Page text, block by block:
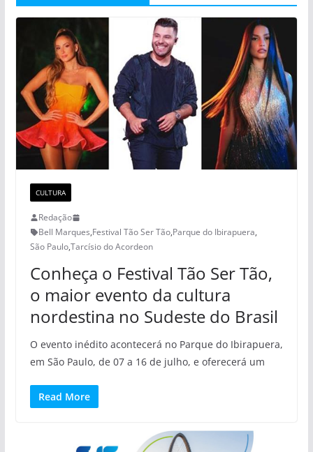
CULTURA
Redação
Bell Marques,Festival Tão Ser Tão,Parque do Ibirapuera,
São Paulo,Tarcísio do Acordeon
Conheça o Festival Tão Ser Tão,
o maior evento da cultura
nordestina no Sudeste do Brasil
O evento inédito acontecerá no Parque do Ibirapuera,
em São Paulo, de 07 a 16 de julho, e oferecerá um
Read More